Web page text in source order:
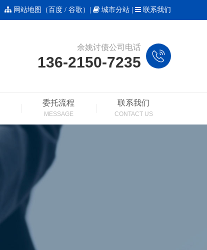
网站地图 （百度 / 谷歌 ）| 城市分站 联系我们
余姚讨债公司电话
136-2150-7235
委托流程
MESSAGE
联系我们
CONTACT US